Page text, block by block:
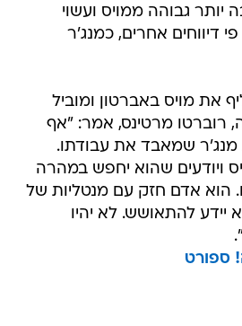
גבוהה ממויס ועשוי
דיווחים אחרים, כמנג'ר
את מויס באברטון ומוביל
רוברטו מרטינס, אמר: "אף
מנג'ר שמאבד את עבודתו.
ויודעים שהוא יחפש במהרה
אדם חזק עם מנטליות של
יידע להתאושש. לא יהיו
ספורט